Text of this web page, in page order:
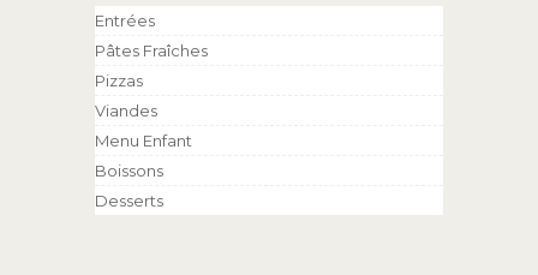
Entrées
Pâtes Fraîches
Pizzas
Viandes
Menu Enfant
Boissons
Desserts